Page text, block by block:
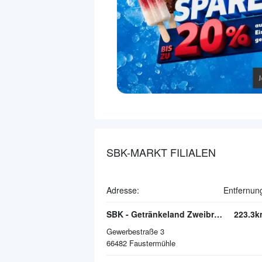
SBK-MARKT FILIALEN
Adresse:
SBK - Getränkeland Zweibrücken
Gewerbestraße 3
66482 Faustermühle